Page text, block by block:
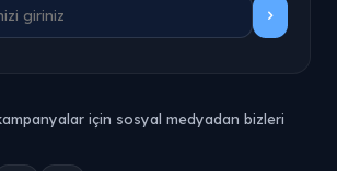
için sosyal medyadan bizleri